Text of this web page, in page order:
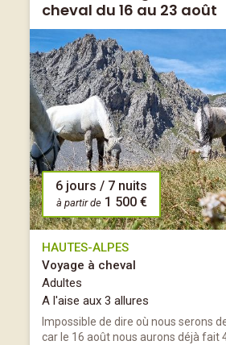
cheval du 16 au 23 août
6 jours / 7 nuits
à partir de 1 500 €
HAUTES-ALPES
Voyage à cheval
Adultes
A l'aise aux 3 allures
Impossible de dire où nous serons
car le 16 août nous aurons déjà fait